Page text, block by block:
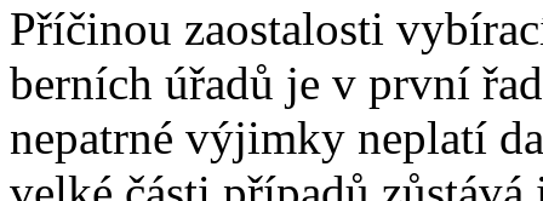
Příčinou zaostalosti
berních úřadů je v první
nepatrné výjimky neplatí